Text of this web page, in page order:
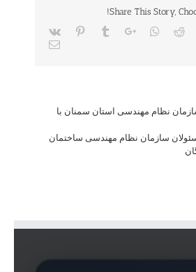
Share This Story,
Reddit
Whatsapp
Google+
Tumblr
Pinterest
Vk
Email
نظام مهندسی استان سمنان با
سازمان نظام مهندسی ساختمان